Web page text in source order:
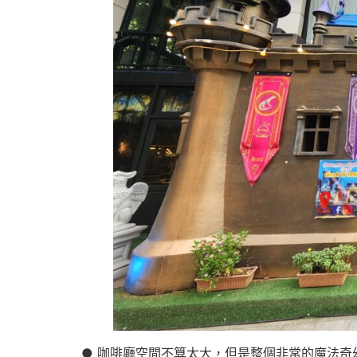
● 咖啡廳空間不算太大，但是整個非常的魔法奇